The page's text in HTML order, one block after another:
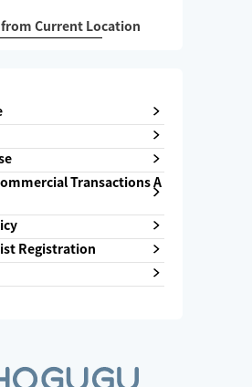
Current Location
Transactions A
Registration